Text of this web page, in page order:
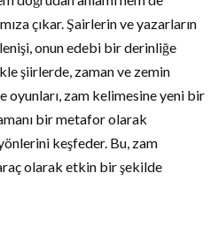
çıkar. Şairlerin ve yazarların
onun edebi bir derinliğe
şiirlerde, zaman ve zemin
oyunları, zam kelimesine yeni bir
bir metafor olarak
keşfeder. Bu, zam
olarak etkin bir şekilde